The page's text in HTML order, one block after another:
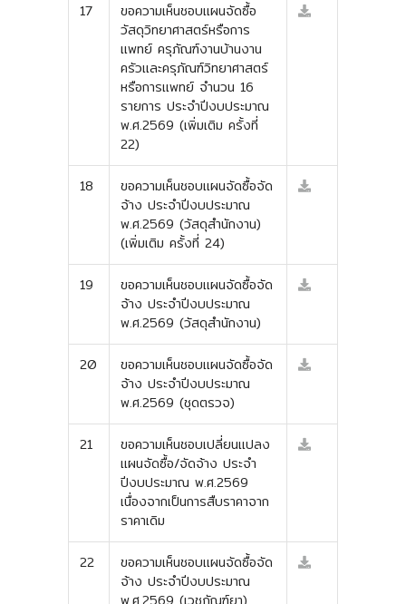
17
ขอความเห็นชอบแผนจัดซื้อ
วัสดุวิทยาศาสตร์หรือการ
แพทย์ ครุภัณฑ์งานบ้านงาน
ครัวและครุภัณฑ์วิทยาศาสตร์
หรือการแพทย์ จำนวน 16
รายการ ประจำปีงบประมาณ
พ.ศ.2569 (เพิ่มเติม ครั้งที่
22)
18
ขอความเห็นชอบแผนจัดซื้อจัด
จ้าง ประจำปีงบประมาณ
พ.ศ.2569 (วัสดุสำนักงาน)
(เพิ่มเติม ครั้งที่ 24)
19
ขอความเห็นชอบแผนจัดซื้อจัด
จ้าง ประจำปีงบประมาณ
พ.ศ.2569 (วัสดุสำนักงาน)
20
ขอความเห็นชอบแผนจัดซื้อจัด
จ้าง ประจำปีงบประมาณ
พ.ศ.2569 (ชุดตรวจ)
21
ขอความเห็นชอบเปลี่ยนแปลง
แผนจัดซื้อ/จัดจ้าง ประจำ
ปีงบประมาณ พ.ศ.2569
เนื่องจากเป็นการสืบราคาจาก
ราคาเดิม
22
ขอความเห็นชอบแผนจัดซื้อจัด
จ้าง ประจำปีงบประมาณ